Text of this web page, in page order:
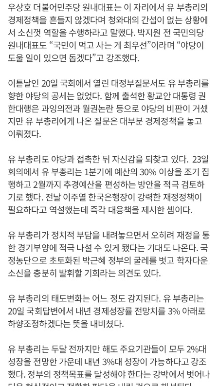
우상호 더불어민주당 원내대표는 이 자리에서 유 부총리의
경제정책을 흔들지 않겠다며 청와대의 간섭이 없는 상황에
서 소신껏 역할을 수행하라고 말했다. 박지원 전 국민의당
원내대표도 “국민이 먹고 사는 게 최우선”이라며 “야당이
도울 일이 있으면 돕겠다”고 강조했다.
이튿날인 20일 국회에서 열린 대정부질문서도 유 부총리를
향한 야당의 공세는 없었다. 함께 출석한 황교안 대통령 권
한대행은 과잉의전과 월권논란 등으로 야당의 비판이 거셌
지만 유 부총리에게 나온 질문은 대부분 경제정책을 놓고
이뤄졌다.
유 부총리도 야당과 접촉한 뒤 자신감을 되찾고 있다. 23일
회의에서 유 부총리는 1분기에 예산의 30% 이상을 조기 집
행하고 2월까지 추경예산을 편성하는 방안을 적극 검토하
기로 했다. 전날 이주열 한국은행장이 강력한 재정정책이
필요하다고 역설했는데 즉각 대응책을 제시한 셈이다.
유 부총리가 정치적 부담을 내려놓으면서 오히려 재정을 통
한 경기부양에 적극 나설 수 있게 됐다는 기대도 나온다. 국
정농단으로 초토화된 박근혜 정부의 굴레를 벗고 학자다운
소신을 충분히 발휘할 기회라는 의견도 있다.
유 부총리의 태도변화는 어느 정도 감지된다. 유 부총리는
20일 국회답변에서 내년 경제성장률 전망치를 3% 아래로
하향조정하겠다는 뜻을 내비쳤다.
유 부총리는 두달 전까지만 해도 주요기관들이 모두 2%대
성장을 전망한 가운데 내년 3%대 성장이 가능하다고 강조
했다. 정부의 정책목표를 달성해야 한다는 강박에서 벗어나